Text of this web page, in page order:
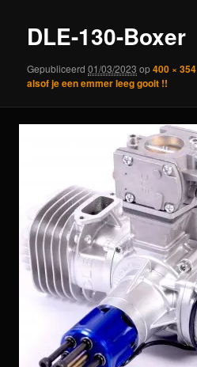
DLE-130-Boxer
Gepubliceerd01/03/2023 op400 × 354
alsof je een emmer leeg gooit !!